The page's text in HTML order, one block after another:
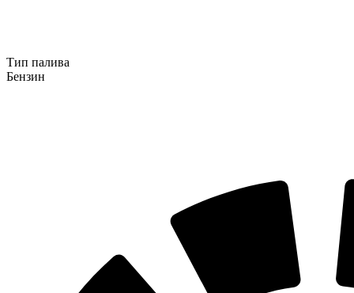
Тип палива
Бензин